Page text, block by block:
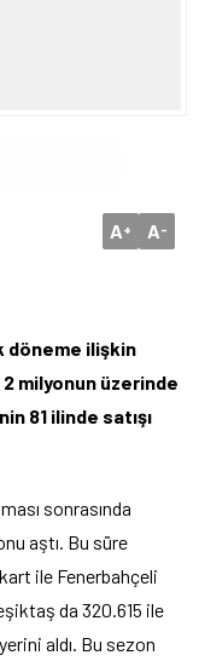
A+ A-
döneme ilişkin
2 milyonun üzerinde
81 ilinde satışı
sonrasında
aştı. Bu süre
ile Fenerbahçeli
da 320.615 ile
aldı. Bu sezon